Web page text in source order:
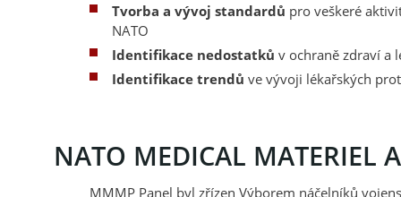
Tvorba a vývoj standardů pro veškeré
NATO
Identifikace nedostatků v ochraně zdraví a
Identifikace trendů ve vývoji lékařských
NATO MEDICAL MATERIEL
MMMP Panel byl zřízen Výborem náčelníků